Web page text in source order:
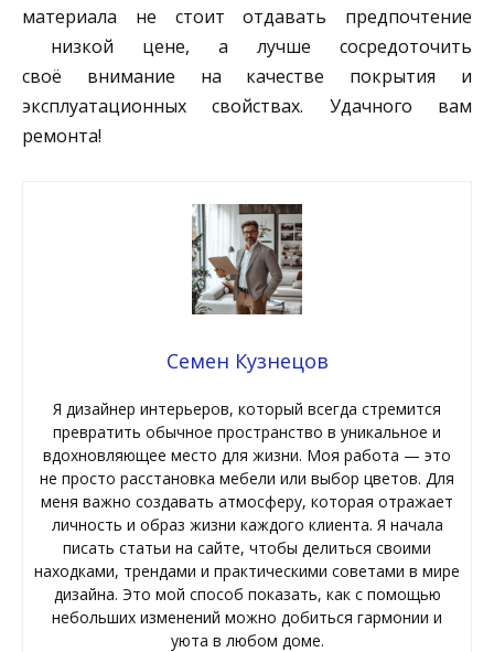
материала не стоит отдавать предпочтение
низкой цене, а лучше сосредоточить
своё внимание на качестве покрытия и
эксплуатационных свойствах. Удачного вам
ремонта!
Семен Кузнецов
Я дизайнер интерьеров, который всегда стремится
превратить обычное пространство в уникальное и
вдохновляющее место для жизни. Моя работа — это
не просто расстановка мебели или выбор цветов. Для
меня важно создавать атмосферу, которая отражает
личность и образ жизни каждого клиента. Я начала
писать статьи на сайте, чтобы делиться своими
находками, трендами и практическими советами в мире
дизайна. Это мой способ показать, как с помощью
небольших изменений можно добиться гармонии и
уюта в любом доме.